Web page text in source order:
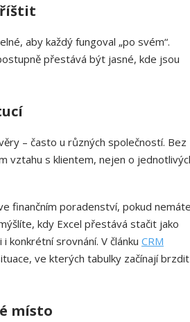
aby každý fungoval „po svém“.
přestává být jasné, kde jsou
– často u různých společností. Bez
vztahu s klientem, nejen o
finančním poradenství, pokud
kdy Excel přestává stačit jako
konkrétní srovnání. V článku CRM
ve kterých tabulky začínají brzdit
místo